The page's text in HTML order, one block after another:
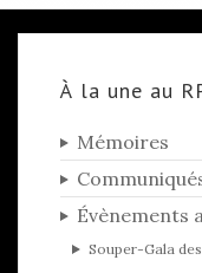
À la une au
Mémoires
Évènements
Souper-Gala